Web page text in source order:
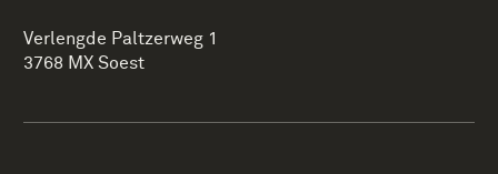
Verlengde Paltzerweg 1
3768 MX Soest